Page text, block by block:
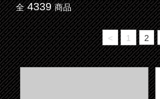
全 4339 商品
< 1 2